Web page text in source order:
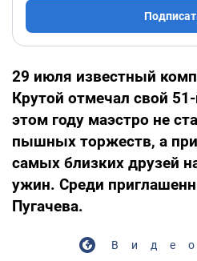
29 июля известный
Крутой отмечал свой
этом году маэстро не
пышных торжеств, а
самых близких друзей
ужин. Среди
Пугачева.